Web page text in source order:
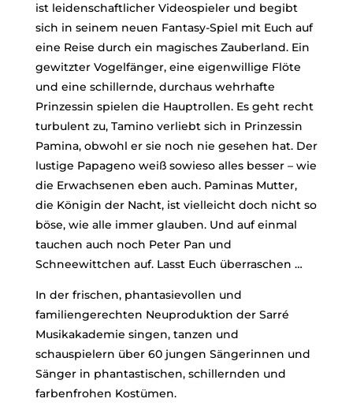
ist leidenschaftlicher Videospieler und begibt
sich in seinem neuen Fantasy-Spiel mit Euch auf
eine Reise durch ein magisches Zauberland. Ein
gewitzter Vogelfänger, eine eigenwillige Flöte
und eine schillernde, durchaus wehrhafte
Prinzessin spielen die Hauptrollen. Es geht recht
turbulent zu, Tamino verliebt sich in Prinzessin
Pamina, obwohl er sie noch nie gesehen hat. Der
lustige Papageno weiß sowieso alles besser – wie
die Erwachsenen eben auch. Paminas Mutter,
die Königin der Nacht, ist vielleicht doch nicht so
böse, wie alle immer glauben. Und auf einmal
tauchen auch noch Peter Pan und
Schneewittchen auf. Lasst Euch überraschen …
In der frischen, phantasievollen und
familiengerechten Neuproduktion der Sarré
Musikakademie singen, tanzen und
schauspielern über 60 jungen Sängerinnen und
Sänger in phantastischen, schillernden und
farbenfrohen Kostümen.